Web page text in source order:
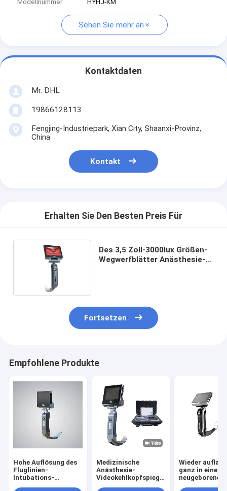
Modellnummer
HYHJ-KM
Sehen Sie mehr an
Kontaktdaten
Mr. DHL
19866128113
Fengjing-Industriepark, Xian City, Shaanxi-Provinz,
China
Kontakt
Erhalten Sie Den Besten Preis Für
Des 3,5 Zoll-3000lux Größen-
Wegwerfblätter Anästhesie-
Fortsetzen
Empfohlene Produkte
Hohe Auflösung des
Fluglinien-
Intubations-
Medizinische
Anästhesie-
Videokehlkopfspiegel
Wieder
ganz in einem
neugeborenen